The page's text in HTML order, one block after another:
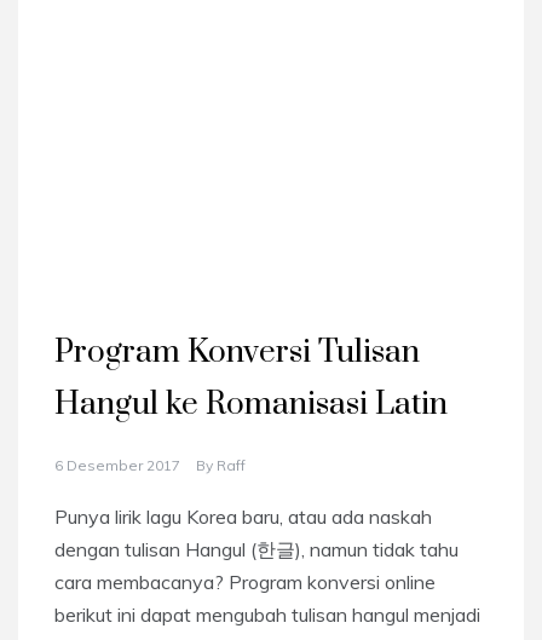
Program Konversi Tulisan
Hangul ke Romanisasi Latin
6 Desember 2017 By Raff
Punya lirik lagu Korea baru, atau ada naskah
dengan tulisan Hangul (한글), namun tidak tahu
cara membacanya? Program konversi online
berikut ini dapat mengubah tulisan hangul menjadi